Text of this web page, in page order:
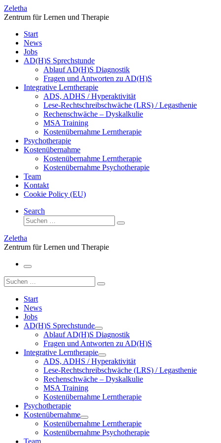
Zum
Inhalt
Zeletha
Zentrum für Lernen und Therapie
Start
News
Jobs
AD(H)S Sprechstunde
Ablauf AD(H)S Diagnostik
Fragen und Antworten zu AD(H)S
Integrative Lerntherapie
ADS, ADHS / Hyperaktivität
Lese-Rechtschreibschwäche (LRS) / Legasthenie
Rechenschwäche – Dyskalkulie
MSA Training
Kostenübernahme Lerntherapie
Psychotherapie
Kostenübernahme
Kostenübernahme Lerntherapie
Kostenübernahme Psychotherapie
Team
Kontakt
Cookie Policy (EU)
Search
Suche
Suchen …
Zeletha
Zentrum für Lernen und Therapie
Menü
Suche
Suchen …
Start
News
Jobs
AD(H)S Sprechstunde
Ablauf AD(H)S Diagnostik
Fragen und Antworten zu AD(H)S
Integrative Lerntherapie
ADS, ADHS / Hyperaktivität
Lese-Rechtschreibschwäche (LRS) / Legasthenie
Rechenschwäche – Dyskalkulie
MSA Training
Kostenübernahme Lerntherapie
Psychotherapie
Kostenübernahme
Kostenübernahme Lerntherapie
Kostenübernahme Psychotherapie
Team